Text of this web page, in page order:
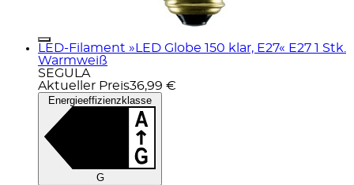
LED-Filament »LED Globe 150 klar, E27« E27 1 Stk.
Warmweiß
SEGULA
Aktueller Preis36,99 €
Energieeffizienzklasse
G